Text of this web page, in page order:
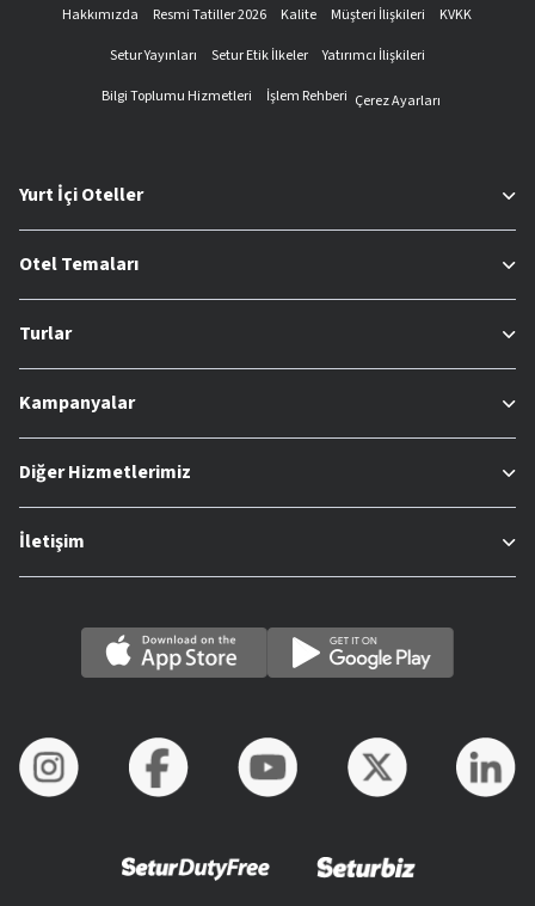
Hakkımızda Resmi Tatiller 2026 Kalite Müşteri İlişkileri
KVKK
Setur Yayınları
Setur Etik İlkeler
Yatırımcı İlişkileri
Bilgi Toplumu Hizmetleri
İşlem Rehberi Çerez Ayarları
Yurt İçi Oteller
Otel Temaları
Turlar
Kampanyalar
Diğer Hizmetlerimiz
İletişim